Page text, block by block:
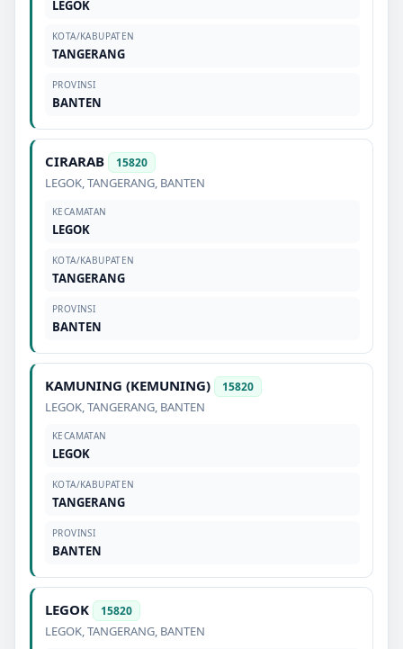
LEGOK
KOTA/KABUPATEN
TANGERANG
PROVINSI
BANTEN
CIRARAB 15820
LEGOK,TANGERANG, BANTEN
KECAMATAN
LEGOK
KOTA/KABUPATEN
TANGERANG
PROVINSI
BANTEN
KAMUNING (KEMUNING) 15820
LEGOK,TANGERANG, BANTEN
KECAMATAN
LEGOK
KOTA/KABUPATEN
TANGERANG
PROVINSI
BANTEN
LEGOK 15820
LEGOK,TANGERANG, BANTEN